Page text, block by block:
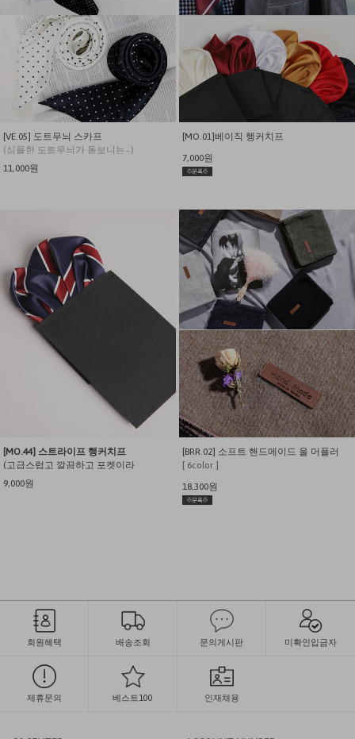
[VE.05] 도트무늬 스카프
(심플한 도트무늬가 돋보니는~)
[3color]
11,000원
[MO.01]베이직 행커치프
7,000원
[MO.44] 스트라이프 행커치프
(고급스럽고 깔끔하고 포켓이라
착용하기 쉬워요~)
9,000원
[BRR.02] 소프트 핸드메이드 울 머플러
[ 6color ]
18,300원
회원혜택 배송조회 문의게시판 미확인입금자
제휴문의 베스트100 인재채용